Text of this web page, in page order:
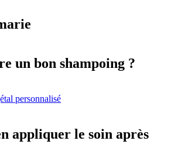
un bon shampoing ?
personnalisé
appliquer le soin après